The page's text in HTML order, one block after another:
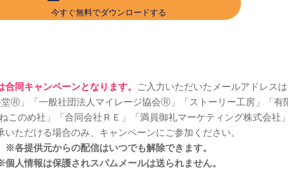
今すぐ無料でダウンロードする
同キャンペーンとなります。 ご入力いただいたメールアドレスは
Ⓡ」「一般社団法人マイレージ協会Ⓡ」「ストーリー工房」「有
のめ社」「合同会社ＲＥ」「満員御礼マーケティング株式会社
いただける場合のみ、キャンペーンにご参加ください。
※各提供元からの配信はいつでも解除できます。
個人情報は保護されスパムメールは送られません。